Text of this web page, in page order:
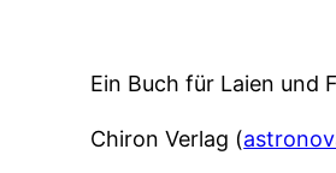
Ein Buch für Laien und
Chiron Verlag (